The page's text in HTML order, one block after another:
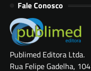
Fale Conosco
Publimed Editora Ltda.
Rua Felipe Gadelha, 104